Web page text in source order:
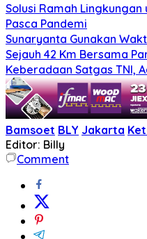
Solusi Ramah
Pasca Pandemi
Sunaryanta Gunakan
Sejauh 42 Km Bersama
Keberadaan Satgas TNI,
Bamsoet BLY Jakarta
Editor: Billy
Comment